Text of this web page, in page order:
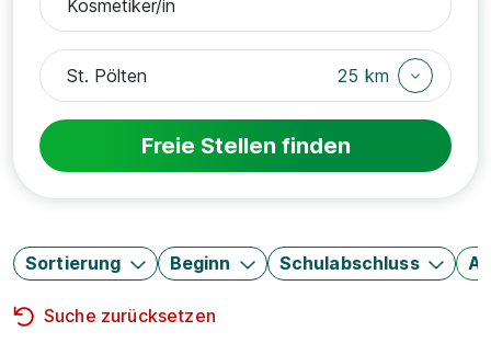
25 km
Freie Stellen finden
Sortierung Beginn Schulabschluss
Suche zurücksetzen